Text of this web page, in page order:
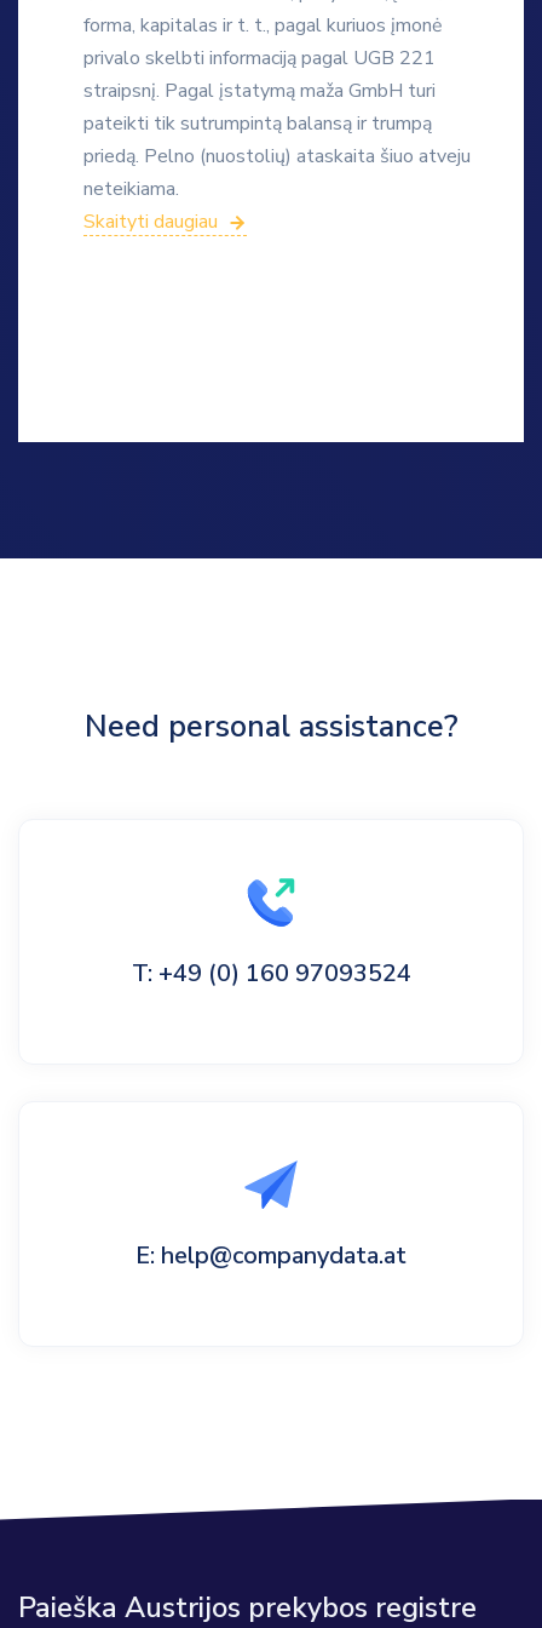
forma, kapitalas ir t. t., pagal kuriuos įmonė
privalo skelbti informaciją pagal UGB 221
straipsnį. Pagal įstatymą maža GmbH turi
pateikti tik sutrumpintą balansą ir trumpą
priedą. Pelno (nuostolių) ataskaita šiuo atveju
neteikiama.
Skaityti daugiau
Need personal assistance?
T: +49 (0) 160 97093524
E: help@companydata.at
Paieška Austrijos prekybos registre